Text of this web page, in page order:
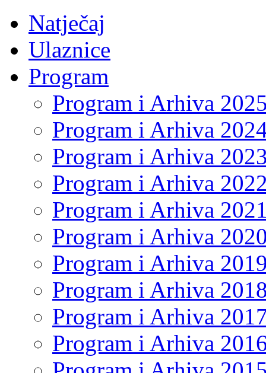
Natječaj
Ulaznice
Program
Program i Arhiva
Program i Arhiva
Program i Arhiva
Program i Arhiva
Program i Arhiva
Program i Arhiva
Program i Arhiva
Program i Arhiva
Program i Arhiva
Program i Arhiva